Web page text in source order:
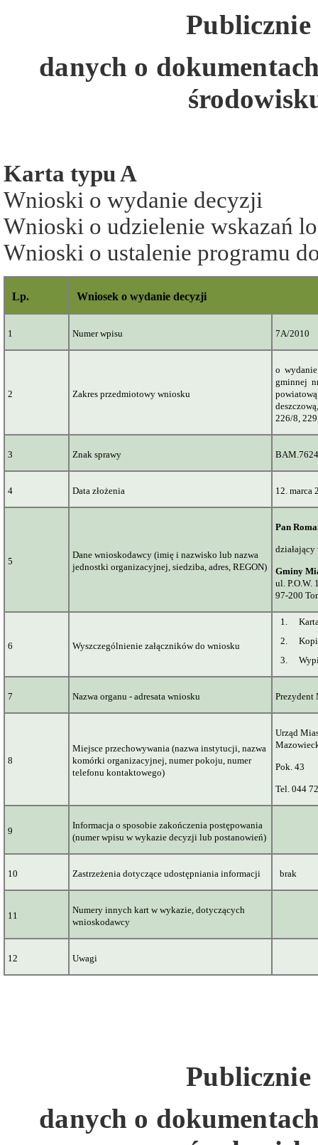
Publicznie
danych o
Karta typu A
Wnioski o wydanie decyzji
Wnioski o udzielenie wskazań
Wnioski o ustalenie programu
Lp. Wniosek o wydanie decyzji
1 Numer wpisu 7A/2010
2 Zakres przedmiotowy wniosku
o
gminnej
226/8,
3 Znak sprawy
4 Data złożenia 12. marca
5
Dane wnioskodawcy (imię i nazwisko lub nazwa
jednostki organizacyjnej, siedziba, adres, REGON)
Pan
działający
Gminy
ul. P.O.W.
97-200
6 Wyszczególnienie załączników do wniosku
1.
2.
3.
7 Nazwa organu - adresata wniosku Prezydent
8
Miejsce przechowywania (nazwa instytucji, nazwa
komórki organizacyjnej, numer pokoju, numer
telefonu kontaktowego)
Urząd
Pok. 43
Tel. 044
9
Informacja o sposobie zakończenia postępowania
(numer wpisu w wykazie decyzji lub postanowień)
10 Zastrzeżenia dotyczące udostępniania informacji brak
11
Numery innych kart w wykazie, dotyczących
wnioskodawcy
12 Uwagi
Publicznie
danych o